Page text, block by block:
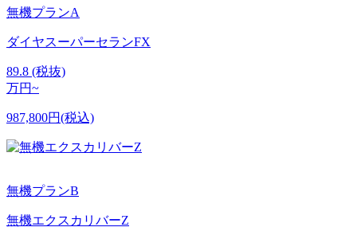
無機プランA
ダイヤスーパーセランFX
89.8 (税抜)
万円~
987,800円(税込)
無機プランB
無機エクスカリバーZ